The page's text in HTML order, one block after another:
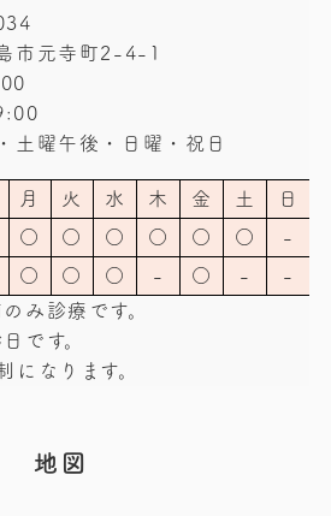
市元寺町2-4-1
土曜午後・日曜・祝日
月 火 水 木 金 土
日
○ ○ ○ ○ ○ ○
-
○ ○ ○ - ○ -
-
み診療です。
です。
なります。
地図